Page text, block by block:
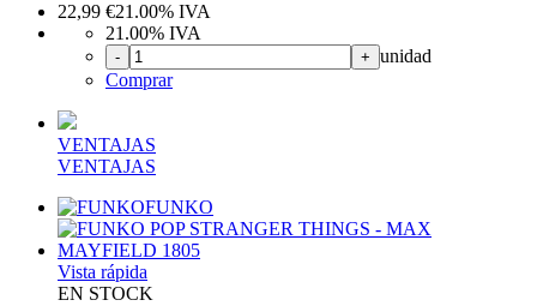
22,99 €21.00% IVA
21.00% IVA
- + unidad
Comprar
VENTAJAS
VENTAJAS
FUNKO
Vista rápida
EN STOCK